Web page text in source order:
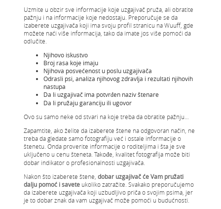
Uzmite u obzir sve informacije koje uzgajivač pruža, ali obratite
pažnju i na informacije koje nedostaju. Preporučuje se da
izaberete uzgajivača koji ima svoju profil stranicu na Wuuff, gde
možete naći više informacija, tako da imate jos više pomoći da
odlučite.
Njihovo iskustvo
Broj rasa koje imaju
Njihova posvećenost u poslu uzgajivača
Odrasli psi, analiza njihovog zdravlja i rezultati njihovih
nastupa
Da li uzgajivač ima potvrđen naziv štenare
Da li pružaju garanciju ili ugovor
Ovo su samo neke od stvari na koje treba da obratite pažnju…
Zapamtite, ako želite da izaberete štene na odgovoran način, ne
treba da gledate samo fotografiju već i ostale informacije o
štenetu. Onda proverite informacije o roditeljima i šta je sve
uključeno u cenu šteneta. Takođe, kvalitet fotografija može biti
dobar indikator o profesionalnosti uzgajivača.
Nakon što izaberete štene, dobar uzgajivač će Vam pružati
dalju pomoć i savete ukoliko zatražite. Svakako preporučujemo
da izaberete uzgajivača koji uzbudljivo priča o svojim psima, jer
je to dobar znak da vam uzgajivač može pomoći u budućnosti.